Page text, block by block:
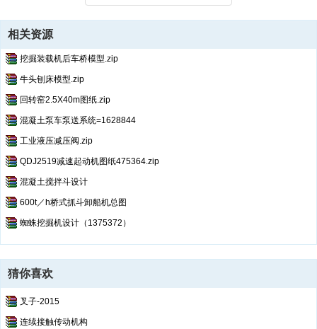
相关资源
挖掘装载机后车桥模型.zip
牛头刨床模型.zip
回转窑2.5X40m图纸.zip
混凝土泵车泵送系统=1628844
工业液压减压阀.zip
QDJ2519减速起动机图纸475364.zip
混凝土搅拌斗设计
600t／h桥式抓斗卸船机总图
蜘蛛挖掘机设计（1375372）
猜你喜欢
叉子-2015
连续接触传动机构